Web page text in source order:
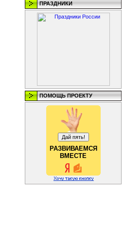
ПРАЗДНИКИ
ПОМОЩЬ ПРОЕКТУ
РАЗВИВАЕМСЯ
ВМЕСТЕ